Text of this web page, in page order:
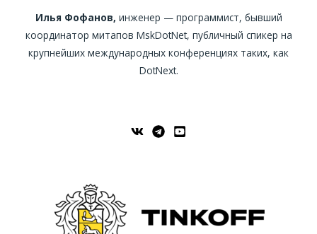
Илья Фофанов, инженер — программист, бывший
координатор митапов MskDotNet, публичный спикер на
крупнейших международных конференциях таких, как
DotNext.